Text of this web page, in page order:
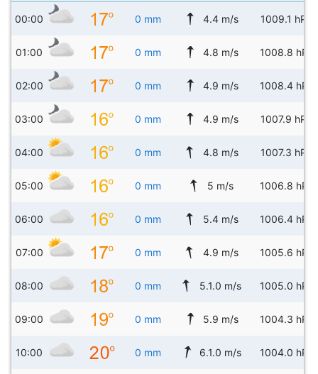
00:00 0 mm 4.4 m/s 1009.1 hPa
01:00 0 mm 4.8 m/s 1008.8 hPa
02:00 0 mm 4.9 m/s 1008.4 hPa
03:00 0 mm 4.9 m/s 1007.9 hPa
04:00 0 mm 4.8 m/s 1007.3 hPa
05:00 0 mm 5 m/s 1006.8 hPa
06:00 0 mm 5.4 m/s 1006.4 hPa
07:00 0 mm 4.9 m/s 1005.6 hPa
08:00 0 mm 5.1.0 m/s 1005.0 hPa
09:00 0 mm 5.9 m/s 1004.3 hPa
10:00 0 mm 6.1.0 m/s 1004.0 hPa